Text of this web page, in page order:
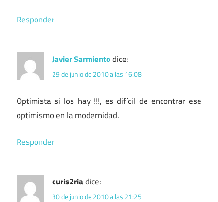
Responder
Javier Sarmientodice:
29 de junio de 2010 a las 16:08
Optimista si los hay !!!, es difícil de encontrar ese
optimismo en la modernidad.
Responder
curis2riadice:
30 de junio de 2010 a las 21:25